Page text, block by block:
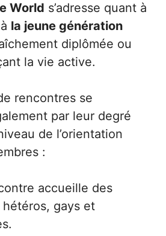
World s’adresse quant à
la jeune génération
diplômée ou
la vie active.
rencontres se
par leur degré
de l’orientation
:
accueille des
hétéros, gays et